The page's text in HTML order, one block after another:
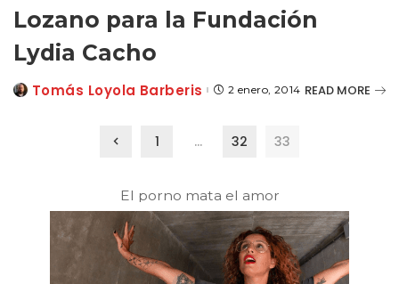
Lozano para la Fundación
Lydia Cacho
Posted
Tomás Loyola Barberis 2 enero, 2014 READ MORE
1 … 32 33
El porno mata el amor